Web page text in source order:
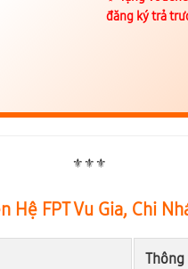
đăng ký trả
⚜️⚜️⚜️
Hệ FPT Vu Gia, Chi